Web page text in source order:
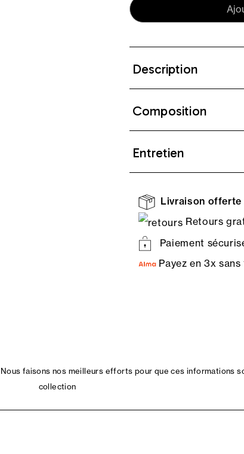
Description
Composition
Entretien
Livraison offerte
Retours
Paiement
Payez en 3x
faisons nos meilleurs efforts pour que ces informations
collection